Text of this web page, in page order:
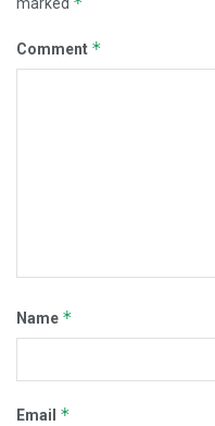
Comment *
Name *
Email *